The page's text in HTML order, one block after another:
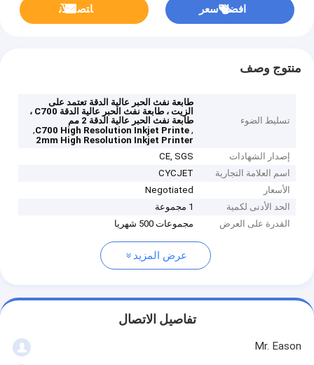
افضل سعر ﺎﺘﺼﻟ ﺍﻶﻧ
منتوج وصف
تسليط الضوء
طابعة نفث الحبر عالية الدقة تعتمد على
الزيت ، طابعة نفث الحبر عالية الدقة C700 ،
طابعة نفث الحبر عالية الدقة 2 مم
,
C700 High Resolution Inkjet Printe
,
2mm High Resolution Inkjet Printer
إصدار الشهادات
CE, SGS
اسم العلامة التجارية
CYCJET
الأسعار
Negotiated
الحد الأدنى لكمية
1 مجموعة
القدرة على العرض
مجموعات 500 شهريا
عرض المزيد
تفاصيل الاتصال
Mr. Eason